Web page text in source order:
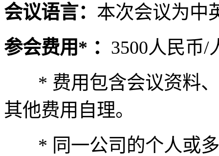
会议语言： 本次会议为中
参会费用* ： 3500人民币/
* 费用包含会议资料、
其他费用自理。
* 同一公司的个人或多